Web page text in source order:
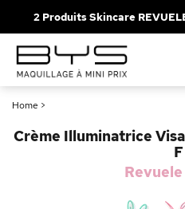
2 Produits Skincare
Home >
Crème Illuminatrice
F
Revuele
Recherches